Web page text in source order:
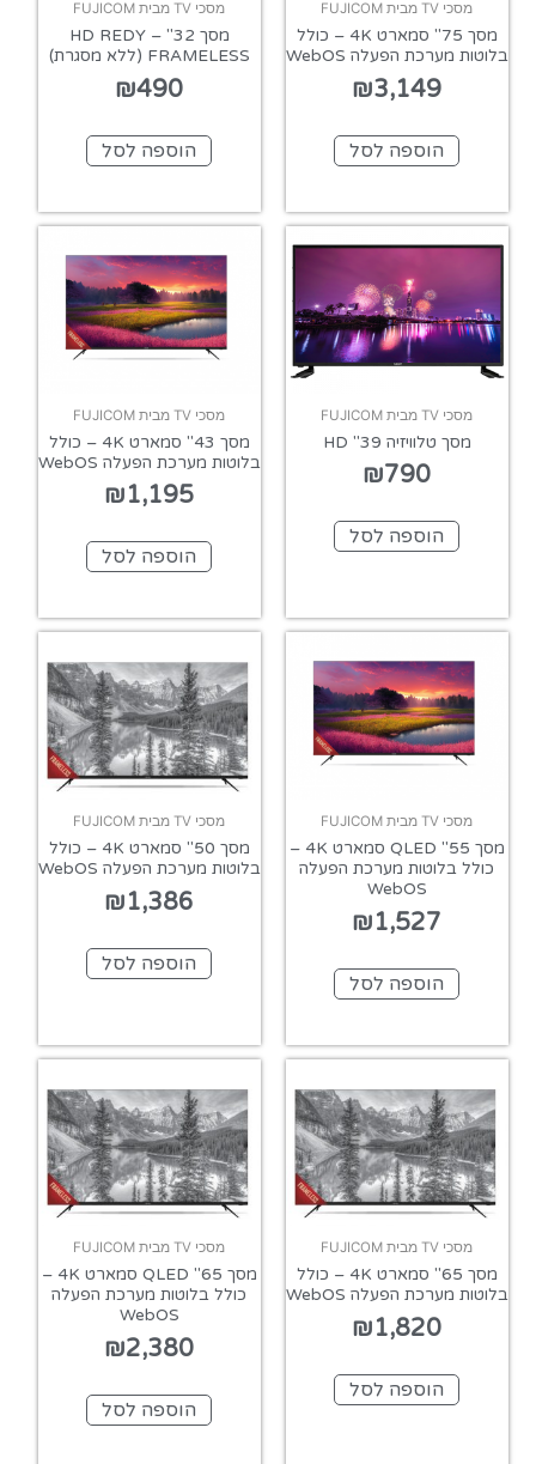
מסכי TV מבית FUJICOM
מסך 75" סמארט 4K – כולל
בלוטות מערכת הפעלה WebOS
₪3,149
הוספה לסל
מסכי TV מבית FUJICOM
מסך 32" HD REDY –
FRAMELESS (ללא מסגרת)
₪490
הוספה לסל
מסכי TV מבית FUJICOM
מסך טלוויזיה 39" HD
₪790
הוספה לסל
מסכי TV מבית FUJICOM
מסך 43" סמארט 4K – כולל
בלוטות מערכת הפעלה WebOS
₪1,195
הוספה לסל
מסכי TV מבית FUJICOM
מסך 55" QLED סמארט 4K –
כולל בלוטות מערכת הפעלה
WebOS
₪1,527
הוספה לסל
מסכי TV מבית FUJICOM
מסך 50" סמארט 4K – כולל
בלוטות מערכת הפעלה WebOS
₪1,386
הוספה לסל
מסכי TV מבית FUJICOM
מסך 65" סמארט 4K – כולל
בלוטות מערכת הפעלה WebOS
₪1,820
הוספה לסל
מסכי TV מבית FUJICOM
מסך 65" QLED סמארט 4K –
כולל בלוטות מערכת הפעלה
WebOS
₪2,380
הוספה לסל